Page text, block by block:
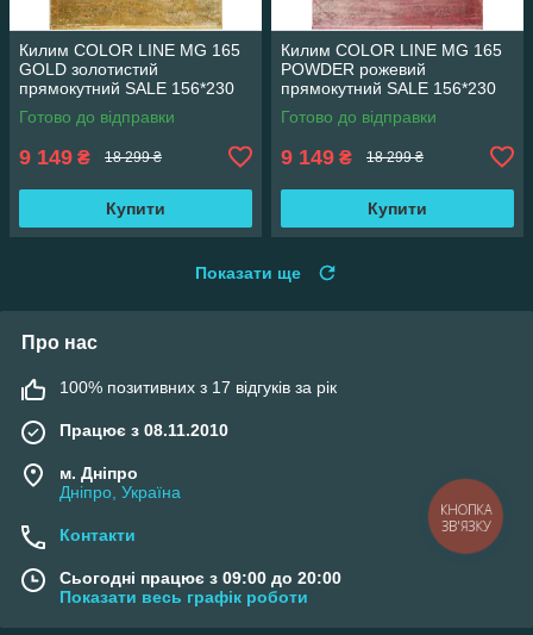
Килим COLOR LINE MG 165
GOLD золотистий
прямокутний SALE 156*230
см
Готово до відправки
9 149 ₴ 18 299 ₴
Купити
Килим COLOR LINE MG 165
POWDER рожевий
прямокутний SALE 156*230
см
Готово до відправки
9 149 ₴ 18 299 ₴
Купити
Показати ще
Про нас
100% позитивних з 17 відгуків за рік
Працює з 08.11.2010
м. Дніпро
Дніпро, Україна
Контакти
Сьогодні працює з 09:00 до 20:00
Показати весь графік роботи
КНОПКА
ЗВ'ЯЗКУ